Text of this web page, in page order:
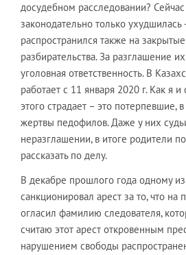
досудебном расследовании? Сейчас
законодательно только ухудшилась
распространился также на
разбирательства. За разглашение
уголовная ответственность. В
работает с 11 января 2020 г. Как я
этого страдает – это потерпевшие,
жертвы педофилов. Даже у них
неразглашении, в итоге родители
рассказать по делу.
В декабре прошлого года одному
санкционировал арест за то, что
огласил фамилию следователя,
считаю этот арест откровенным
нарушением свободы